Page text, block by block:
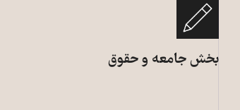
بخش جامعه و حقوق